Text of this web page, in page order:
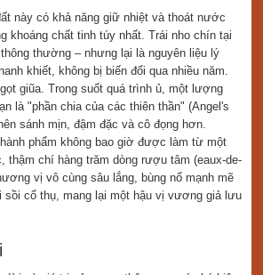
này có khả năng giữ nhiệt và thoát nước
khoáng chất tinh túy nhất. Trái nho chín tại
thường – nhưng lại là nguyên liệu lý
khiết, không bị biến đổi qua nhiều năm.
giũa. Trong suốt quá trình ủ, một lượng
là "phần chia của các thiên thần" (Angel's
sánh mịn, đậm đặc và cô đọng hơn.
phẩm không bao giờ được làm từ một
chí hàng trăm dòng rượu tâm (eaux-de-
vị vô cùng sâu lắng, bùng nổ mạnh mẽ
cổ thụ, mang lại một hậu vị vương giả lưu